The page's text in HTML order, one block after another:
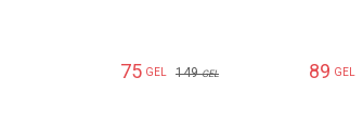
75 GEL 149GEL 89 GEL